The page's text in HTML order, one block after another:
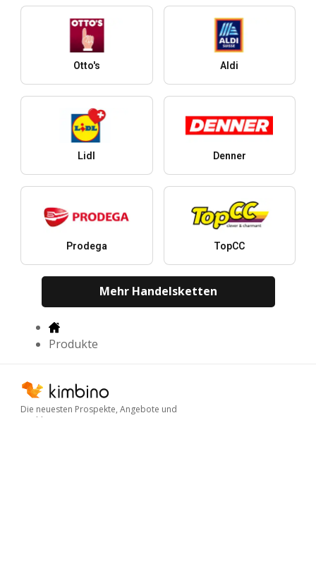
Otto's Aldi
Lidl Denner
Prodega TopCC
Mehr Handelsketten
Produkte
Die neuesten Prospekte, Angebote und
Nachlässe